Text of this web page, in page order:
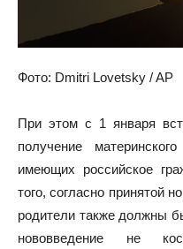
Фото: Dmitri Lovetsky / AP
При этом с 1 января
получение
имеющих российское
того, согласно принятой
родители также должны
нововведение не